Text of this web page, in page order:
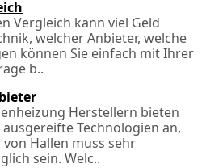
Vergleich kann viel Geld
welcher Anbieter, welche
können Sie einfach mit Ihrer
b..
Herstellern bieten
Technologien an,
Hallen muss sehr
sein. Welc..